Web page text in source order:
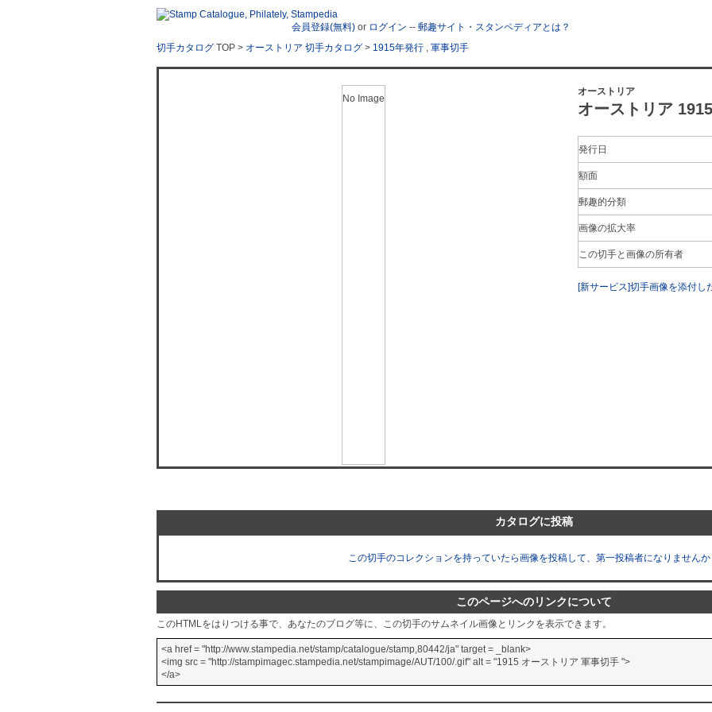
会員登録(無料) or ログイン -- 郵趣サイト・スタンペディアとは？
切手カタログ TOP > オーストリア 切手カタログ > 1915年発行 , 軍事切手
No Image
オーストリア
オーストリア
発行日
額面
郵趣的分類
画像の拡大率
この切手と画像の所有者
[新サービス]切手画像を添付し
カタログに投稿
この切手のコレクションを持っていたら画像を投稿して、第一投稿者になりません
このページへのリンクについて
このHTMLをはりつける事で、あなたのブログ等に、この切手のサムネイル画像とリンクを表示できます。